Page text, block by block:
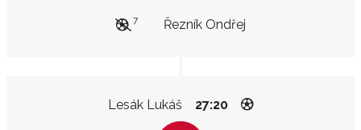
Řezník Ondřej
7
Lesák Lukáš 27:20